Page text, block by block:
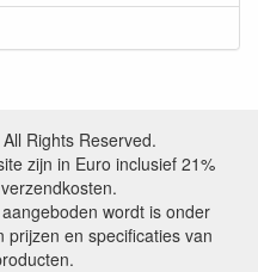
Rights Reserved.
zijn in Euro inclusief 21%
wordt is onder
en specificaties van